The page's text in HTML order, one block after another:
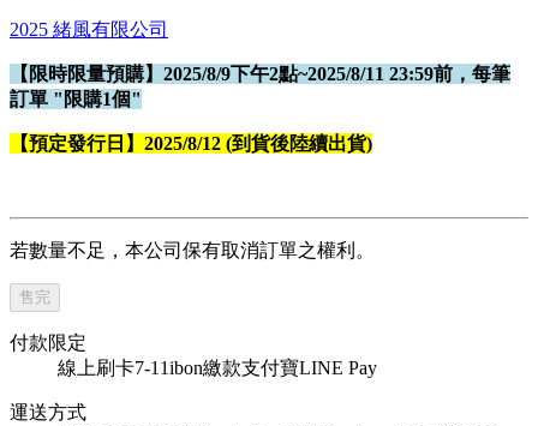
2025 緒風有限公司
【限時限量預購】2025/8/9下午2點~2025/8/11 23:59前，每筆
訂單 "限購1個"
【預定發行日】2025/8/12 (到貨後陸續出貨)
若數量不足，本公司保有取消訂單之權利。
售完
付款限定
線上刷卡7-11ibon繳款支付寶LINE Pay
運送方式